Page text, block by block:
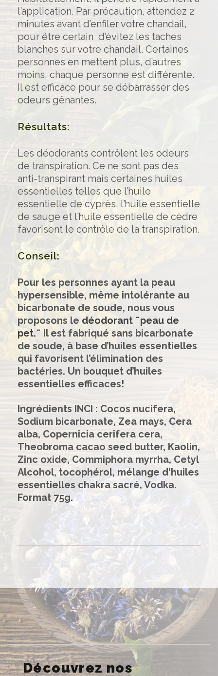
l’application. Par précaution, attendez 2
minutes avant d’enfiler votre chandail,
pour être certain d’évitez les taches
blanches sur votre chandail. Certaines
personnes en mettent plus, d’autres
moins, chaque personne est différente.
Il est efficace pour se débarrasser des
odeurs gênantes.
Résultats:
Les déodorants contrôlent les odeurs
de transpiration. Ce ne sont pas des
anti-transpirant mais certaines huiles
essentielles telles que l’huile
essentielle de cyprès, l’huile essentielle
de sauge et l’huile essentielle de cèdre
favorisent le contrôle de la transpiration.
Conseil:
Pour les personnes ayant la peau
hypersensible, même intolérante au
bicarbonate de soude, nous vous
proposons le déodorant ¨peau de
pet.¨ Il est fabriqué sans bicarbonate
de soude, à base d’huiles essentielles
qui favorisent l’élimination des
bactéries. Un bouquet d’huiles
essentielles efficaces!
Ingrédients INCI : Cocos nucifera,
Sodium bicarbonate, Zea mays, Cera
alba, Copernicia cerifera cera,
Theobroma cacao seed butter, Kaolin,
Zinc oxide, Commiphora myrrha, Cetyl
Alcohol, tocophérol, mélange d'huiles
essentielles chakra sacré, Vodka.
Format 75g.
Découvrez nos